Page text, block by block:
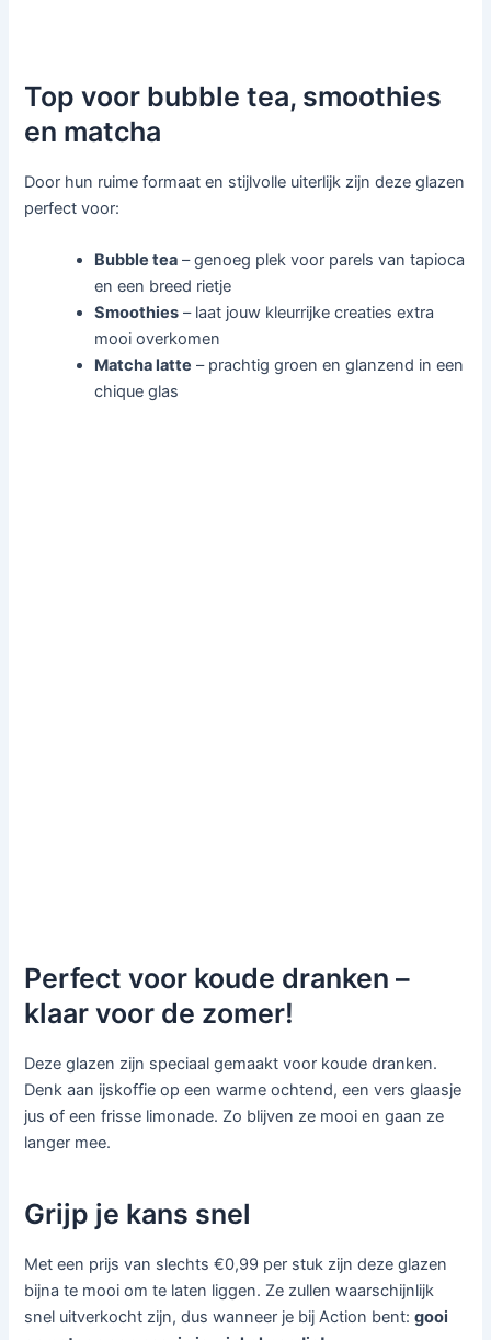
Top voor bubble tea, smoothies
en matcha
Door hun ruime formaat en stijlvolle uiterlijk zijn deze glazen
perfect voor:
Bubble tea – genoeg plek voor parels van tapioca
en een breed rietje
Smoothies – laat jouw kleurrijke creaties extra
mooi overkomen
Matcha latte – prachtig groen en glanzend in een
chique glas
Perfect voor koude dranken –
klaar voor de zomer!
Deze glazen zijn speciaal gemaakt voor koude dranken.
Denk aan ijskoffie op een warme ochtend, een vers glaasje
jus of een frisse limonade. Zo blijven ze mooi en gaan ze
langer mee.
Grijp je kans snel
Met een prijs van slechts €0,99 per stuk zijn deze glazen
bijna te mooi om te laten liggen. Ze zullen waarschijnlijk
snel uitverkocht zijn, dus wanneer je bij Action bent:gooi